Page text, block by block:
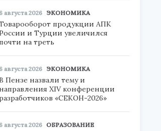
августа 2026 ЭКОНОМИКА
продукции АПК
и Турции увеличился
почти на треть
августа 2026 ЭКОНОМИКА
Пензе назвали тему и
направления XIV конференции
«СЕКОН-2026»
августа 2026 ОБРАЗОВАНИЕ